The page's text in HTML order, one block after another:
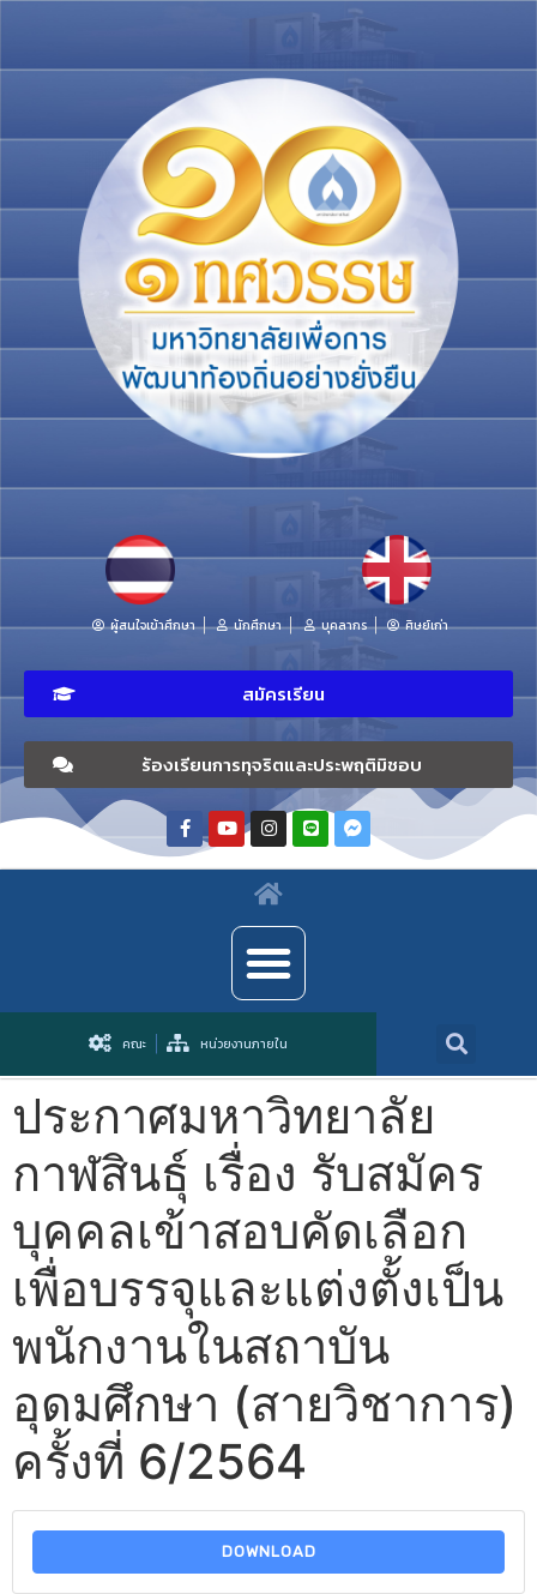
ผู้สนใจเข้าศึกษา นักศึกษา บุคลากร ศิษย์เก่า
สมัครเรียน
ร้องเรียนการทุจริตและประพฤติมิชอบ
คณะ หน่วยงานภายใน
ประกาศมหาวิทยาลัย
กาฬสินธุ์ เรื่อง รับสมัคร
บุคคลเข้าสอบคัดเลือก
เพื่อบรรจุและแต่งตั้งเป็น
พนักงานในสถาบัน
อุดมศึกษา (สายวิชาการ)
ครั้งที่ 6/2564
DOWNLOAD